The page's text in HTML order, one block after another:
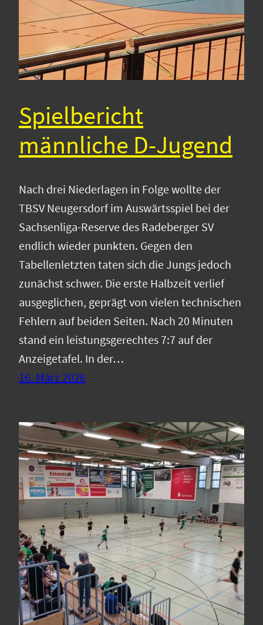
Spielbericht
männliche D-Jugend
Nach drei Niederlagen in Folge wollte der
TBSV Neugersdorf im Auswärtsspiel bei der
Sachsenliga-Reserve des Radeberger SV
endlich wieder punkten. Gegen den
Tabellenletzten taten sich die Jungs jedoch
zunächst schwer. Die erste Halbzeit verlief
ausgeglichen, geprägt von vielen technischen
Fehlern auf beiden Seiten. Nach 20 Minuten
stand ein leistungsgerechtes 7:7 auf der
Anzeigetafel. In der…
16. März 2026